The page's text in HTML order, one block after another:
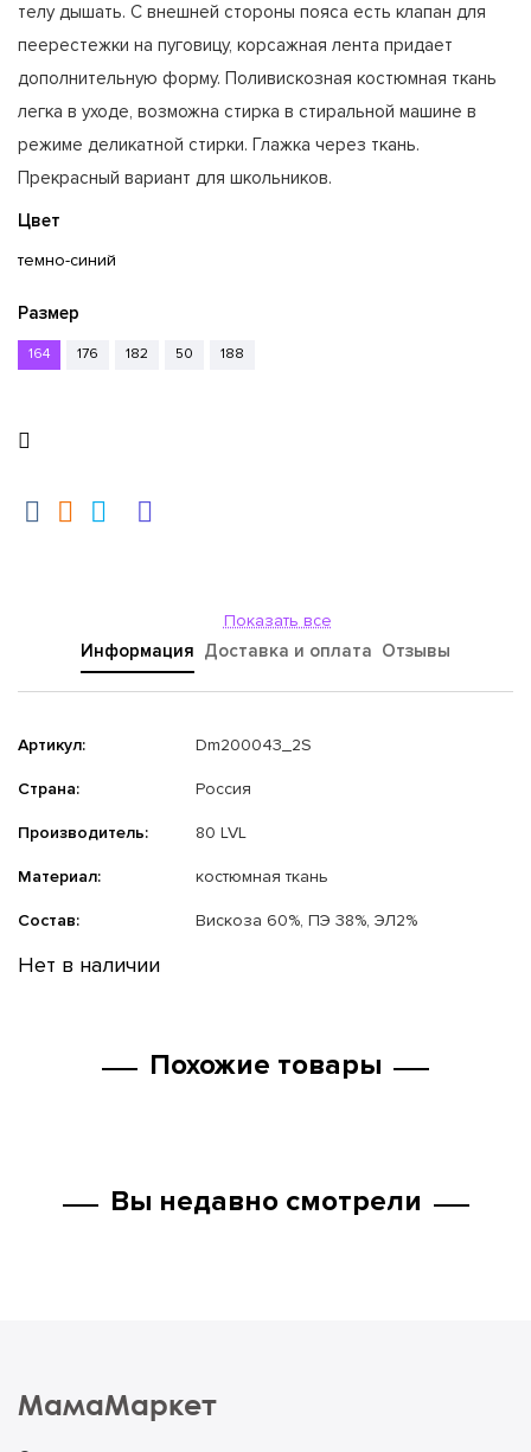
телу дышать. С внешней стороны пояса есть клапан для
пеерестежки на пуговицу, корсажная лента придает
дополнительную форму. Поливискозная костюмная ткань
легка в уходе, возможна стирка в стиральной машине в
режиме деликатной стирки. Глажка через ткань.
Прекрасный вариант для школьников.
Цвет
темно-синий
Размер
164 176 182 50 188
Показать все
Информация Доставка и оплата Отзывы
Артикул: Dm200043_2S
Страна: Россия
Производитель: 80 LVL
Материал: костюмная ткань
Состав: Вискоза 60%, ПЭ 38%, ЭЛ2%
Нет в наличии
Похожие товары
Вы недавно смотрели
МамаМаркет